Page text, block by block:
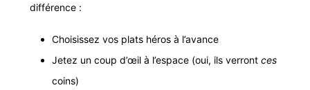
différence :
Choisissez vos plats héros à l’avance
Jetez un coup d’œil à l’espace (oui, ils verront ces
coins)